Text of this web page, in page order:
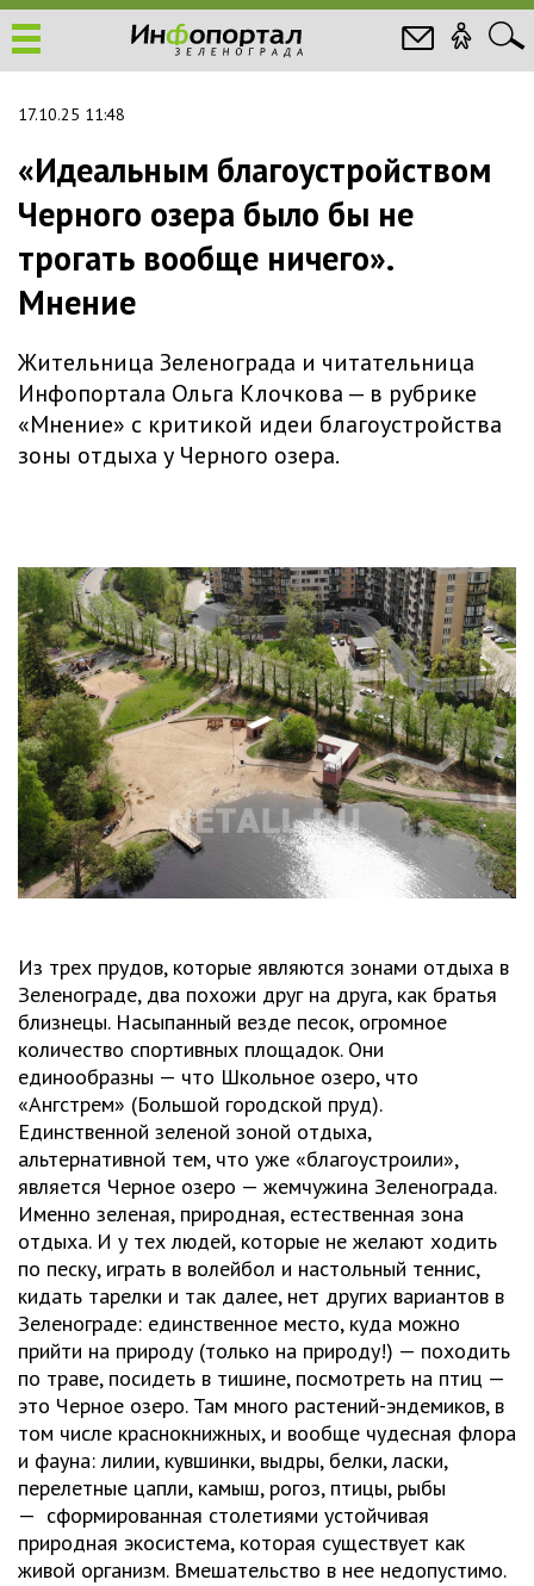
17.10.25 11:48
«Идеальным благоустройством
Черного озера было бы не
трогать вообще ничего».
Мнение
Жительница Зеленограда и читательница
Инфопортала Ольга Клочкова — в рубрике
«Мнение» с критикой идеи благоустройства
зоны отдыха у Черного озера.
Из трех прудов, которые являются зонами отдыха в
Зеленограде, два похожи друг на друга, как братья
близнецы. Насыпанный везде песок, огромное
количество спортивных площадок. Они
единообразны — что Школьное озеро, что
«Ангстрем» (Большой городской пруд).
Единственной зеленой зоной отдыха,
альтернативной тем, что уже «благоустроили»,
является Черное озеро — жемчужина Зеленограда.
Именно зеленая, природная, естественная зона
отдыха. И у тех людей, которые не желают ходить
по песку, играть в волейбол и настольный теннис,
кидать тарелки и так далее, нет других вариантов в
Зеленограде: единственное место, куда можно
прийти на природу (только на природу!) — походить
по траве, посидеть в тишине, посмотреть на птиц —
это Черное озеро. Там много растений-эндемиков, в
том числе краснокнижных, и вообще чудесная флора
и фауна: лилии, кувшинки, выдры, белки, ласки,
перелетные цапли, камыш, рогоз, птицы, рыбы
— сформированная столетиями устойчивая
природная экосистема, которая существует как
живой организм. Вмешательство в нее недопустимо.